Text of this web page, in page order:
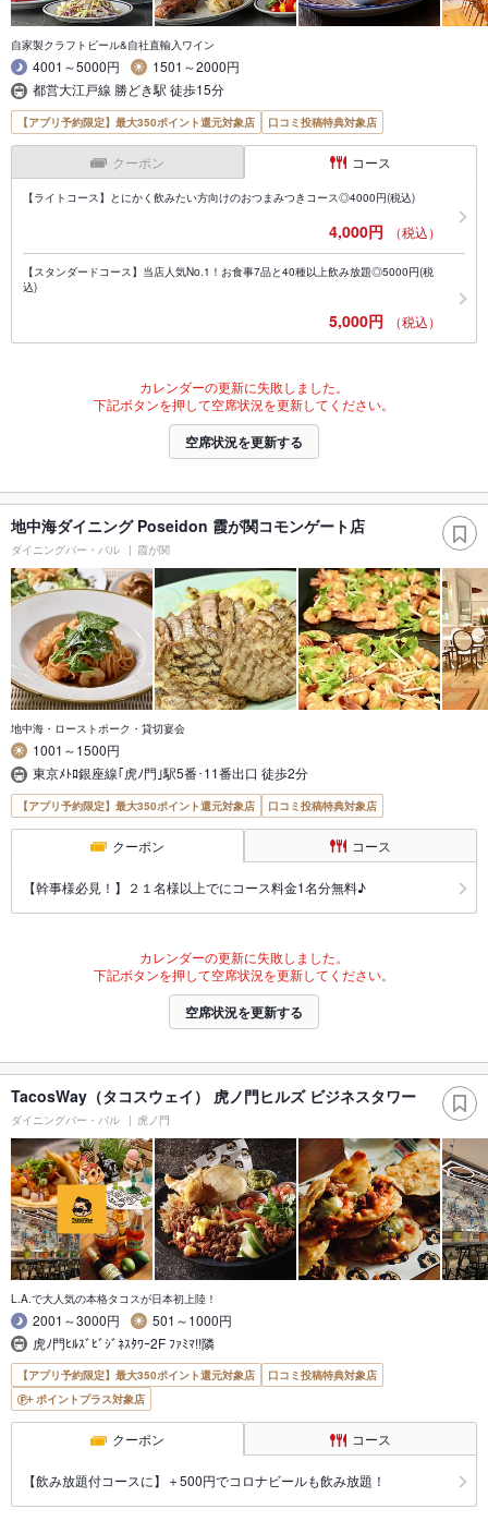
自家製クラフトビール&自社直輸入ワイン
4001～5000円
1501～2000円
都営大江戸線 勝どき駅 徒歩15分
【アプリ予約限定】最大350ポイント還元対象店 口コミ投稿特典対象店
クーポン コース
【ライトコース】とにかく飲みたい方向けのおつまみつきコース◎4000円(税込)
4,000円 （税込）
【スタンダードコース】当店人気No.1！お食事7品と40種以上飲み放題◎5000円(税
込)
5,000円 （税込）
カレンダーの更新に失敗しました。
下記ボタンを押して空席状況を更新してください。
空席状況を更新する
地中海ダイニング Poseidon 霞が関コモンゲート店
ダイニングバー・バル 霞が関
地中海・ローストポーク・貸切宴会
1001～1500円
東京ﾒﾄﾛ銀座線｢虎ﾉ門｣駅5番･11番出口 徒歩2分
【アプリ予約限定】最大350ポイント還元対象店 口コミ投稿特典対象店
クーポン コース
【幹事様必見！】２１名様以上でにコース料金1名分無料♪
カレンダーの更新に失敗しました。
下記ボタンを押して空席状況を更新してください。
空席状況を更新する
TacosWay（タコスウェイ） 虎ノ門ヒルズ ビジネスタワー
ダイニングバー・バル 虎ノ門
L.A.で大人気の本格タコスが日本初上陸！
2001～3000円
501～1000円
虎ﾉ門ﾋﾙｽﾞﾋﾞｼﾞﾈｽﾀﾜｰ2F ﾌｧﾐﾏ!!隣
【アプリ予約限定】最大350ポイント還元対象店
口コミ投稿特典対象店
ポイントプラス対象店
クーポン コース
【飲み放題付コースに】＋500円でコロナビールも飲み放題！